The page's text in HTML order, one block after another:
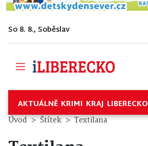
So 8. 8., Soběslav
AKTUÁLNĚ KRIMI KRAJ LIBERECKO
Úvod Štítek Textilana